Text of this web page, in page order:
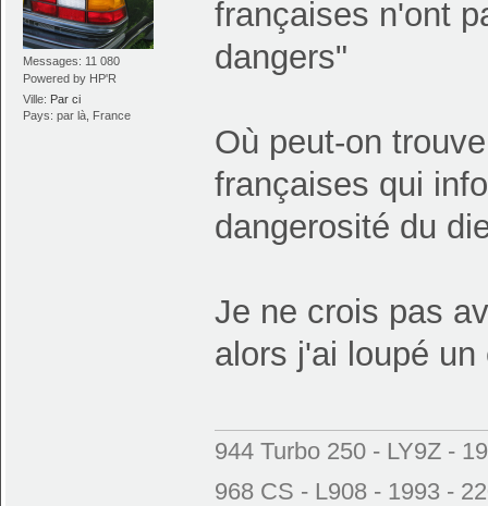
Messages: 11 080
Powered by HP'R
Ville: Par ci
Pays: par là, France
françaises n'ont
dangers"
Où peut-on
françaises qui
dangerosité du
Je ne crois pas
alors j'ai loupé un
944 Turbo 250 - LY9Z -
968 CS - L908 - 1993 -